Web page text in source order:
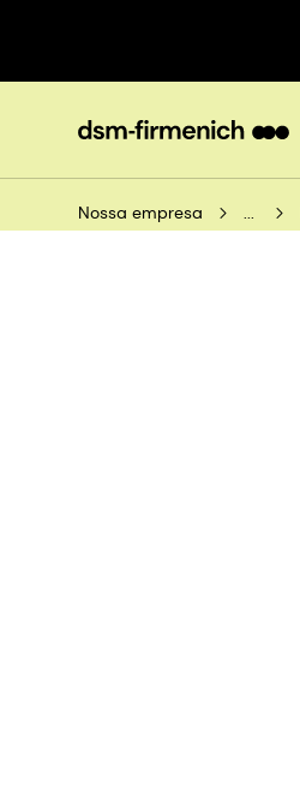
Nossa empresa ...